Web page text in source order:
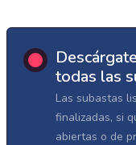
todas las
Las subastas
finalizadas, si
abiertas o de